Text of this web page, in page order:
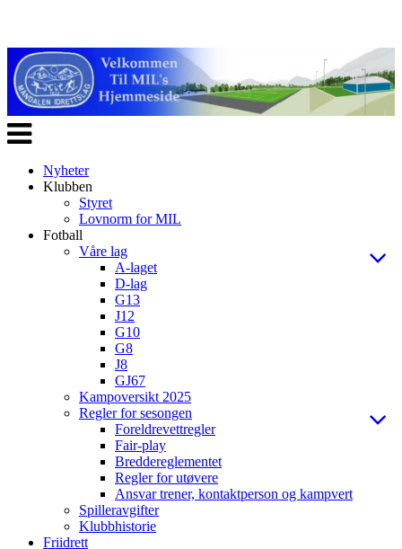
Veksle
navigasjon
Nyheter
Klubben
Styret
Lovnorm for MIL
Fotball
Våre lag
A-laget
D-lag
G13
J12
G10
G8
J8
GJ67
Kampoversikt 2025
Regler for sesongen
Foreldrevettregler
Fair-play
Breddereglementet
Regler for utøvere
Ansvar trener, kontaktperson og kampvert
Spilleravgifter
Klubbhistorie
Friidrett